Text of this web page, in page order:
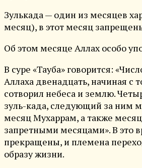
Зулькада — один из месяцев
месяц), в этот месяц
Об этом месяце Аллах особо
В суре «Тауба» говорится:
Аллаха двенадцать, начиная с
сотворил небеса и землю.
зуль-када, следующий за ним
месяц Мухаррам, а также
запретными месяцами». В это
прекращены, и племена
образу жизни.